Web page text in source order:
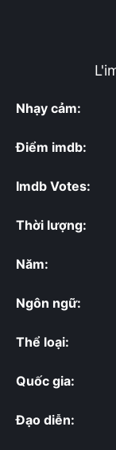
Nhạy cảm:
Điểm imdb:
Imdb Votes:
Thời lượng:
Năm:
Ngôn ngữ:
Thể loại:
Quốc gia:
Đạo diễn: